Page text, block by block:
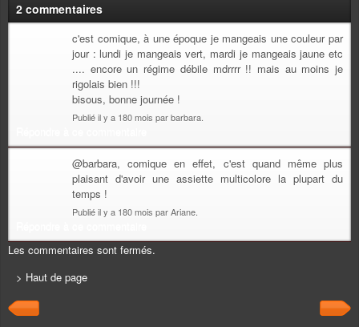
2 commentaires
c'est comique, à une époque je mangeais une couleur par
jour : lundi je mangeais vert, mardi je mangeais jaune etc
.... encore un régime débile mdrrrr !! mais au moins je
rigolais bien !!!
bisous, bonne journée !
Publié il y a 180 mois par barbara.
@barbara, comique en effet, c'est quand même plus
plaisant d'avoir une assiette multicolore la plupart du
temps !
Publié il y a 180 mois par Ariane.
Les commentaires sont fermés.
> Haut de page